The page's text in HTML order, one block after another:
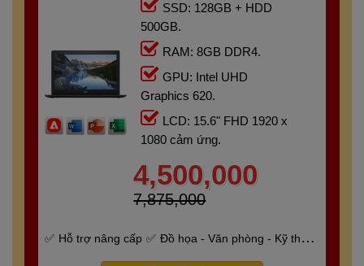
SSD: 128GB + HDD
500GB.
RAM: 8GB DDR4.
GPU: Intel UHD
Graphics 620.
LCD: 15.6" FHD 1920 x
1080 cảm ứng.
4,500,000
7,875,000
Hỗ trợ nâng cấp
Đồ họa - Văn phòng - Kỹ thuật
Bảo hành 6 tháng